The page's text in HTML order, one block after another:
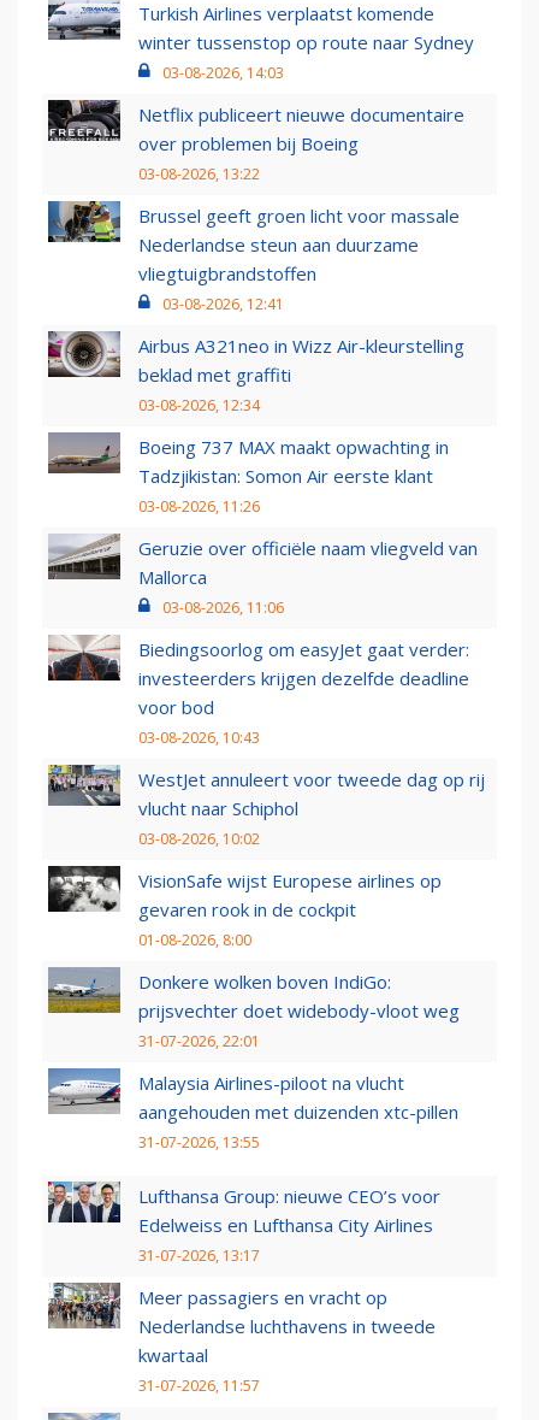
Turkish Airlines verplaatst komende
winter tussenstop op route naar Sydney
03-08-2026, 14:03
Netflix publiceert nieuwe documentaire
over problemen bij Boeing
03-08-2026, 13:22
Brussel geeft groen licht voor massale
Nederlandse steun aan duurzame
vliegtuigbrandstoffen
03-08-2026, 12:41
Airbus A321neo in Wizz Air-kleurstelling
beklad met graffiti
03-08-2026, 12:34
Boeing 737 MAX maakt opwachting in
Tadzjikistan: Somon Air eerste klant
03-08-2026, 11:26
Geruzie over officiële naam vliegveld van
Mallorca
03-08-2026, 11:06
Biedingsoorlog om easyJet gaat verder:
investeerders krijgen dezelfde deadline
voor bod
03-08-2026, 10:43
WestJet annuleert voor tweede dag op rij
vlucht naar Schiphol
03-08-2026, 10:02
VisionSafe wijst Europese airlines op
gevaren rook in de cockpit
01-08-2026, 8:00
Donkere wolken boven IndiGo:
prijsvechter doet widebody-vloot weg
31-07-2026, 22:01
Malaysia Airlines-piloot na vlucht
aangehouden met duizenden xtc-pillen
31-07-2026, 13:55
Lufthansa Group: nieuwe CEO’s voor
Edelweiss en Lufthansa City Airlines
31-07-2026, 13:17
Meer passagiers en vracht op
Nederlandse luchthavens in tweede
kwartaal
31-07-2026, 11:57